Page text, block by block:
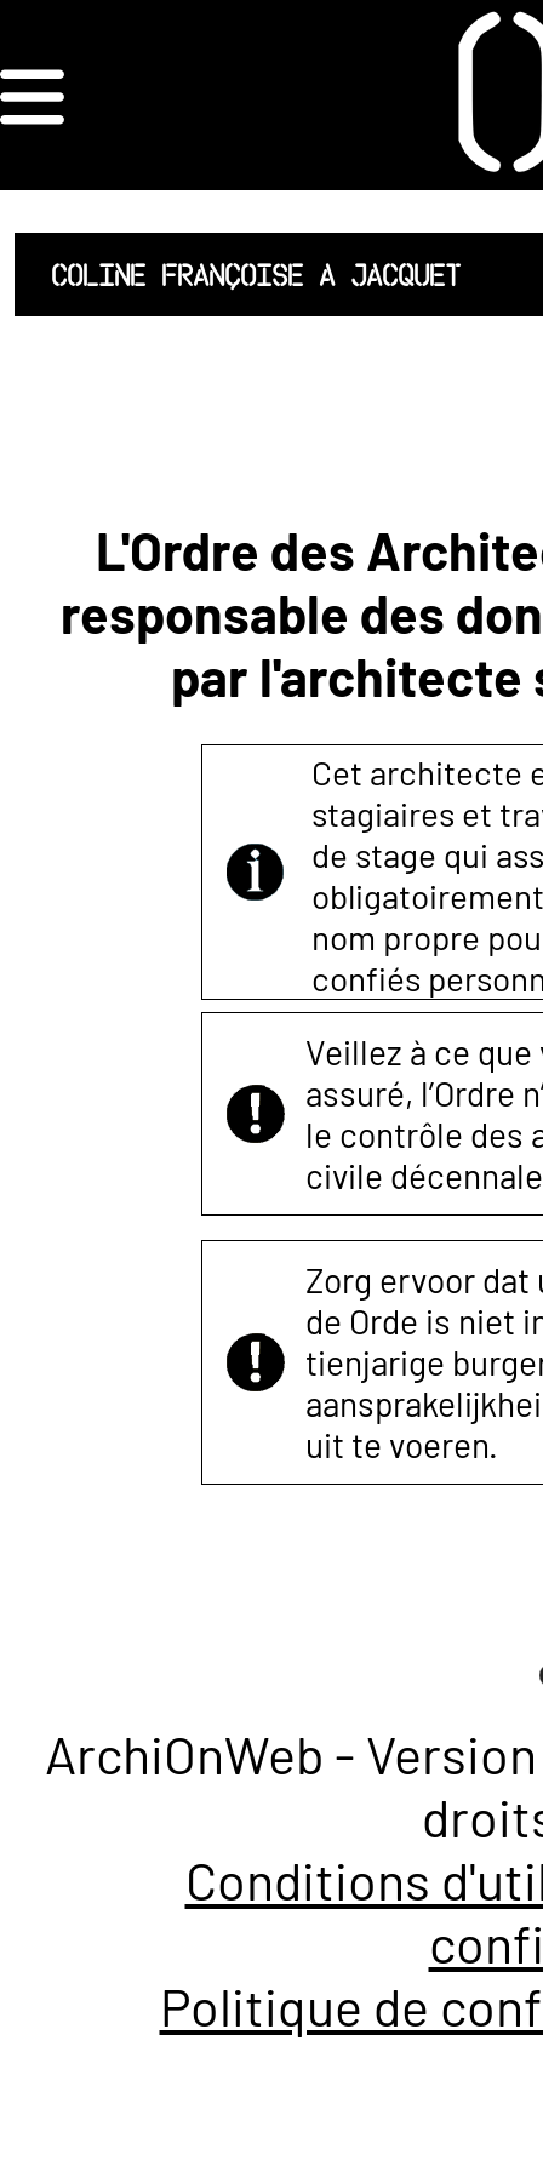
ORDRE DES
ARCHITECTES
ACCUEIL
LISTE DES
NOUS
CONTACTER
COLINE FRANÇOISE A JACQUET
L'Ordre des
responsable des
par l'architecte
Cet architecte
stagiaires et
de stage qui
nom propre
confiés
Veillez à ce
assuré, l’Ordre
le contrôle des
civile
Zorg ervoor
de Orde is niet
tienjarige
uit te voeren.
ArchiOnWeb -
Conditions
Politique de